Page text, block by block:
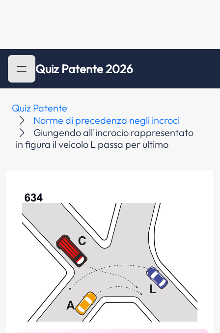
Quiz Patente 2026
Quiz Patente
Norme di precedenza negli incroci
Giungendo all'incrocio rappresentato
in figura il veicolo L passa per ultimo